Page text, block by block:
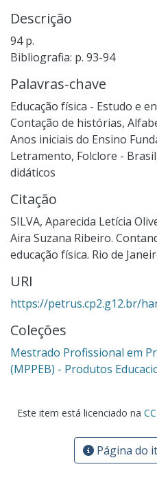
Descrição
94 p.
Bibliografia: p. 93-94
Palavras-chave
Educação física - Estudo e
Contação de histórias,
Anos iniciais do Ensino
Letramento, Folclore - Brasil
didáticos
Citação
SILVA, Aparecida Letícia
Aira Suzana Ribeiro.
educação física. Rio de
URI
https://petrus.cp2.g12.br/
Coleções
Mestrado Profissional em
(MPPEB) - Produtos
Este item está licenciado na
Página do